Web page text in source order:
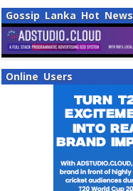
Gossip Lanka Hot News
Online Users